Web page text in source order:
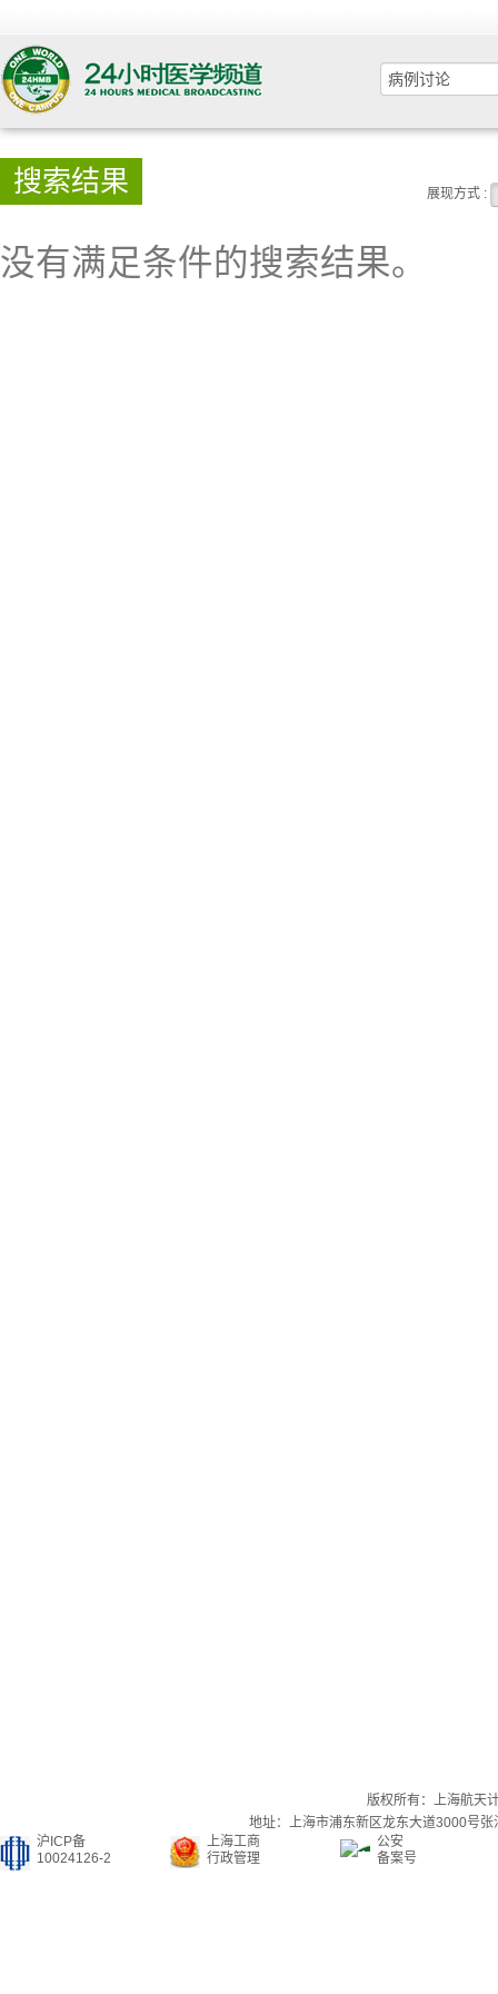
搜索结果 展现方式 :
没有满足条件的搜索结果。
版权所有：上海航天
地址：上海市浦东新区龙东大道3000号
沪ICP备
10024126-2
上海工商
行政管理
公安
备案号